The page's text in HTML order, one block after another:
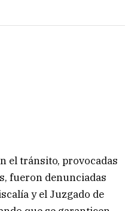
el tránsito, provocadas
fueron denunciadas
y el Juzgado de